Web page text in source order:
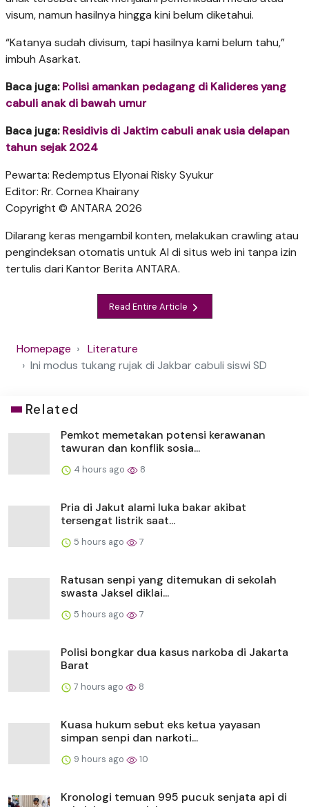
visum, namun hasilnya hingga kini belum diketahui.
“Katanya sudah divisum, tapi hasilnya kami belum tahu,”
imbuh Asarkat.
Baca juga:Polisi amankan pedagang di Kalideres yang
cabuli anak di bawah umur
Baca juga:Residivis di Jaktim cabuli anak usia delapan
tahun sejak 2024
Pewarta: Redemptus Elyonai Risky Syukur
Editor: Rr. Cornea Khairany
Copyright © ANTARA 2026
Dilarang keras mengambil konten, melakukan crawling atau
pengindeksan otomatis untuk AI di situs web ini tanpa izin
tertulis dari Kantor Berita ANTARA.
Read Entire Article
Homepage
Literature
Ini modus tukang rujak di Jakbar cabuli siswi SD
Related
Pemkot memetakan potensi kerawanan
tawuran dan konflik sosia...
4 hours ago 8
Pria di Jakut alami luka bakar akibat
tersengat listrik saat...
5 hours ago 7
Ratusan senpi yang ditemukan di sekolah
swasta Jaksel diklai...
5 hours ago 7
Polisi bongkar dua kasus narkoba di Jakarta
Barat
7 hours ago 8
Kuasa hukum sebut eks ketua yayasan
simpan senpi dan narkoti...
9 hours ago 10
Kronologi temuan 995 pucuk senjata api di